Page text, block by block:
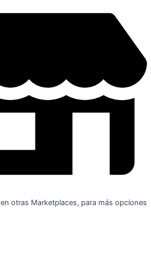
en otras Marketplaces, para más opciones